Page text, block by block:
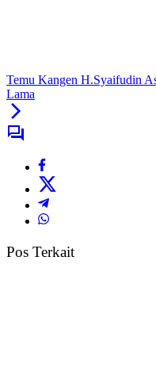
Temu Kangen H.Syaifudin
Lama
Pos Terkait